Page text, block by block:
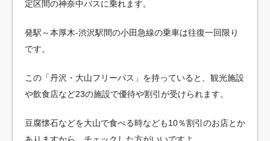
定区間の神奈中バスに乗れます。
発駅～本厚木-渋沢駅間の小田急線の乗車は往復一回限り
です。
この「丹沢・大山フリーパス」を持っていると、観光施設
や飲食店など23の施設で優待や割引が受けられます。
豆腐懐石などを大山で食べる時なども10％割引のお店とか